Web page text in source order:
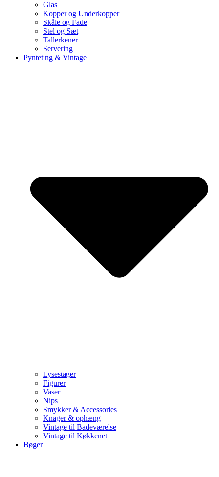
Glas
Kopper og Underkopper
Skåle og Fade
Stel og Sæt
Tallerkener
Servering
Pynteting & Vintage
Lysestager
Figurer
Vaser
Nips
Smykker & Accessories
Knager & ophæng
Vintage til Badeværelse
Vintage til Køkkenet
Bøger